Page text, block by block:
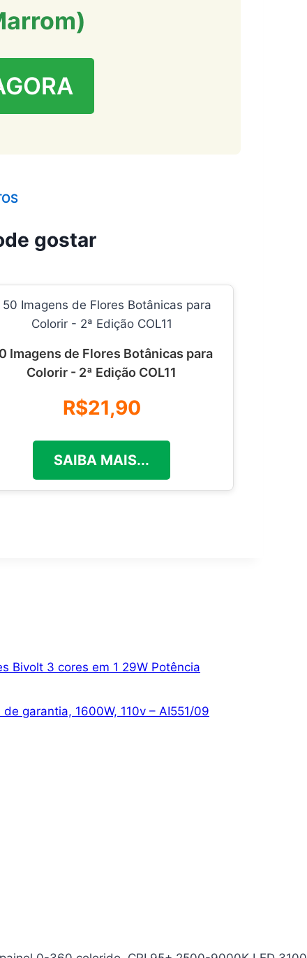
gostar
Imagens de Flores Botânicas para
Colorir - 2ª Edição COL11
R$21,90
SAIBA MAIS...
Bivolt 3 cores em 1 29W Potência
garantia, 1600W, 110v – AI551/09